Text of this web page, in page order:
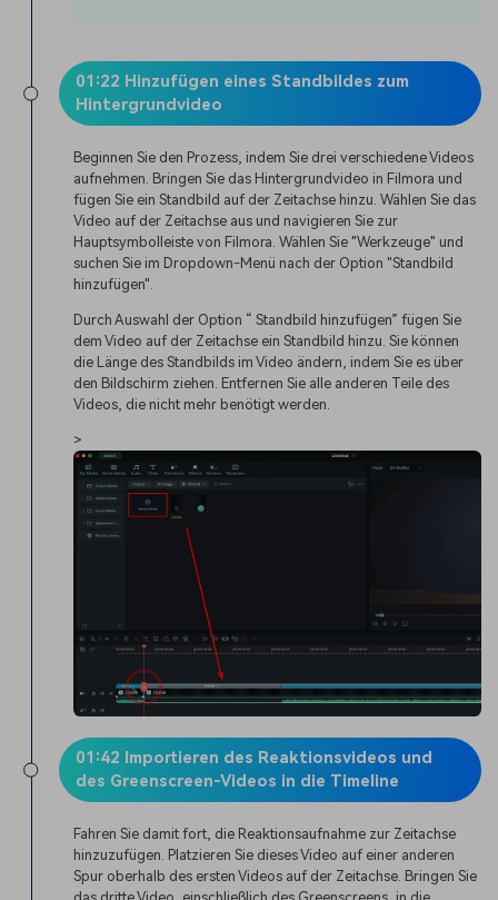
01:22 Hinzufügen eines Standbildes zum
Hintergrundvideo
Beginnen Sie den Prozess, indem Sie drei verschiedene Videos
aufnehmen. Bringen Sie das Hintergrundvideo in Filmora und
fügen Sie ein Standbild auf der Zeitachse hinzu. Wählen Sie das
Video auf der Zeitachse aus und navigieren Sie zur
Hauptsymbolleiste von Filmora. Wählen Sie "Werkzeuge" und
suchen Sie im Dropdown-Menü nach der Option "Standbild
hinzufügen".
Durch Auswahl der Option “ Standbild hinzufügen” fügen Sie
dem Video auf der Zeitachse ein Standbild hinzu. Sie können
die Länge des Standbilds im Video ändern, indem Sie es über
den Bildschirm ziehen. Entfernen Sie alle anderen Teile des
Videos, die nicht mehr benötigt werden.
>
01:42 Importieren des Reaktionsvideos und
des Greenscreen-Videos in die Timeline
Fahren Sie damit fort, die Reaktionsaufnahme zur Zeitachse
hinzuzufügen. Platzieren Sie dieses Video auf einer anderen
Spur oberhalb des ersten Videos auf der Zeitachse. Bringen Sie